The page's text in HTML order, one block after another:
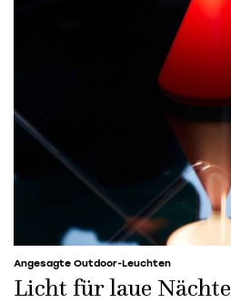
Angesagte Outdoor-Leuchten
Licht für laue Nächte